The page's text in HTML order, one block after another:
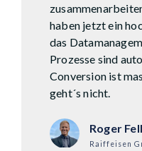
haben jetzt ein
das
Prozesse sind
Conversion ist
geht´s nicht.
Roger
Raiffeisen